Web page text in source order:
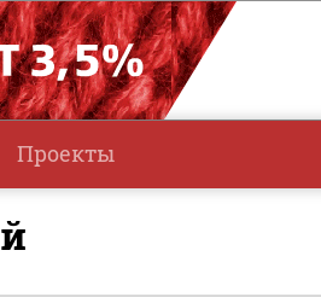
Проекты